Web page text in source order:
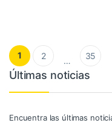
Paginación de
1 2 … 35
Últimas noticias
Encuentra las últimas